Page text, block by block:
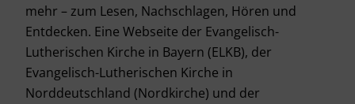
mehr – zum Lesen, Nachschlagen, Hören und
Entdecken. Eine Webseite der Evangelisch-
Lutherischen Kirche in Bayern (ELKB), der
Evangelisch-Lutherischen Kirche in
Norddeutschland (Nordkirche) und der